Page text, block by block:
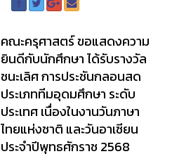
คณะครุศาสตร์ ขอแสดงความ
ยินดีกับนักศึกษา ได้รับรางวัล
ชนะเลิศ การประชันกลอนสด
ประเภททีมอุดมศึกษา ระดับ
ประเทศ เนื่องในงานวันภาษา
ไทยแห่งชาติ และวันอาเซียน
ประจำปีพุทธศักราช 2568